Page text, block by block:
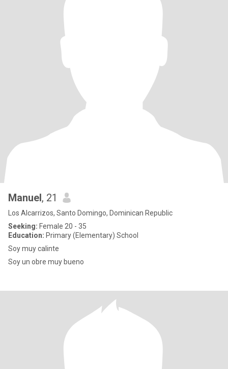
Manuel, 21
Los Alcarrizos, Santo Domingo, Dominican Republic
Seeking: Female 20 - 35
Education: Primary (Elementary) School
Soy muy calinte
Soy un obre muy bueno